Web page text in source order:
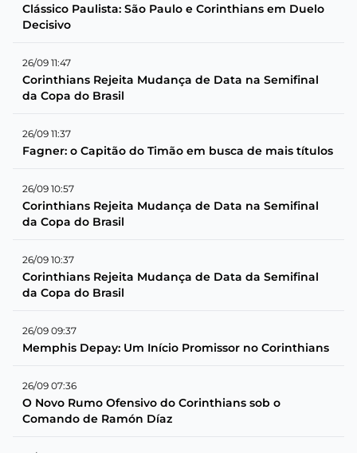
Clássico Paulista: São Paulo e Corinthians em Duelo
Decisivo
26/09 11:47
Corinthians Rejeita Mudança de Data na Semifinal
da Copa do Brasil
26/09 11:37
Fagner: o Capitão do Timão em busca de mais títulos
26/09 10:57
Corinthians Rejeita Mudança de Data na Semifinal
da Copa do Brasil
26/09 10:37
Corinthians Rejeita Mudança de Data da Semifinal
da Copa do Brasil
26/09 09:37
Memphis Depay: Um Início Promissor no Corinthians
26/09 07:36
O Novo Rumo Ofensivo do Corinthians sob o
Comando de Ramón Díaz